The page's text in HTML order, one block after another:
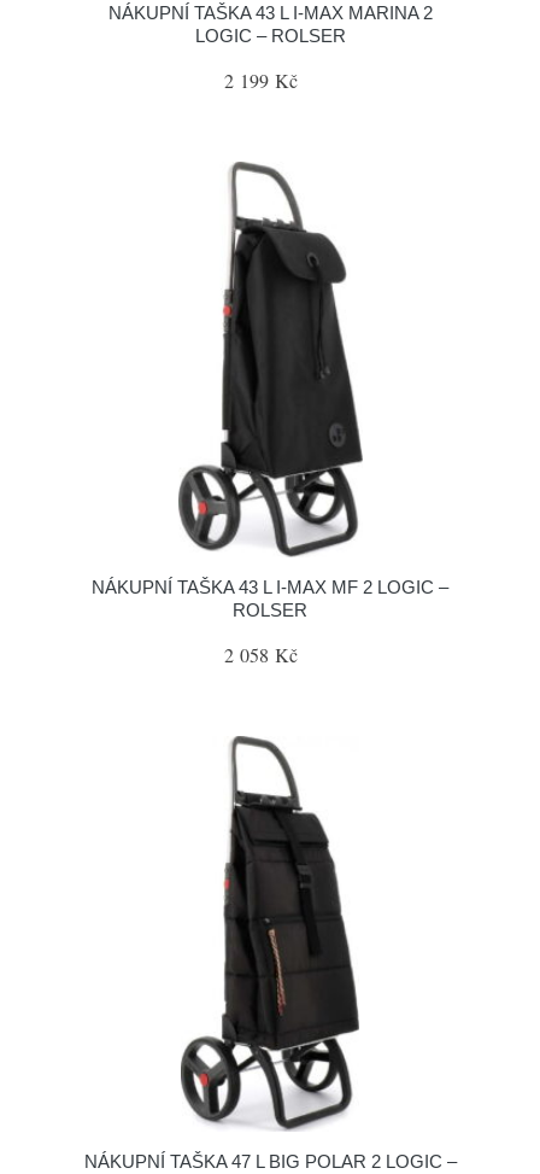
NÁKUPNÍ TAŠKA 43 L I-MAX MARINA 2
LOGIC – ROLSER
2 199 Kč
NÁKUPNÍ TAŠKA 43 L I-MAX MF 2 LOGIC –
ROLSER
2 058 Kč
NÁKUPNÍ TAŠKA 47 L BIG POLAR 2 LOGIC –